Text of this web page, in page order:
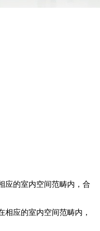
应的室内空间范畴内，合
相应的室内空间范畴内，